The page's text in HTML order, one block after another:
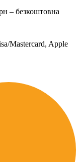
– безкоштовна
Mastercard, Apple